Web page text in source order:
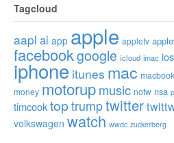
Tagcloud
aapl ai app apple appletv
facebookgoogle icloud imac ios
iphone itunes mac macbook
money motorupmusic notw nsa
timcooktop trumptwitter
volkswagen watch wwdc zuckerberg